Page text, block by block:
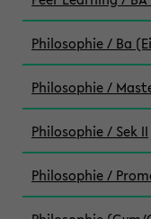
Philosophie / Ba
Philosophie /
Philosophie / Sek II
Philosophie /